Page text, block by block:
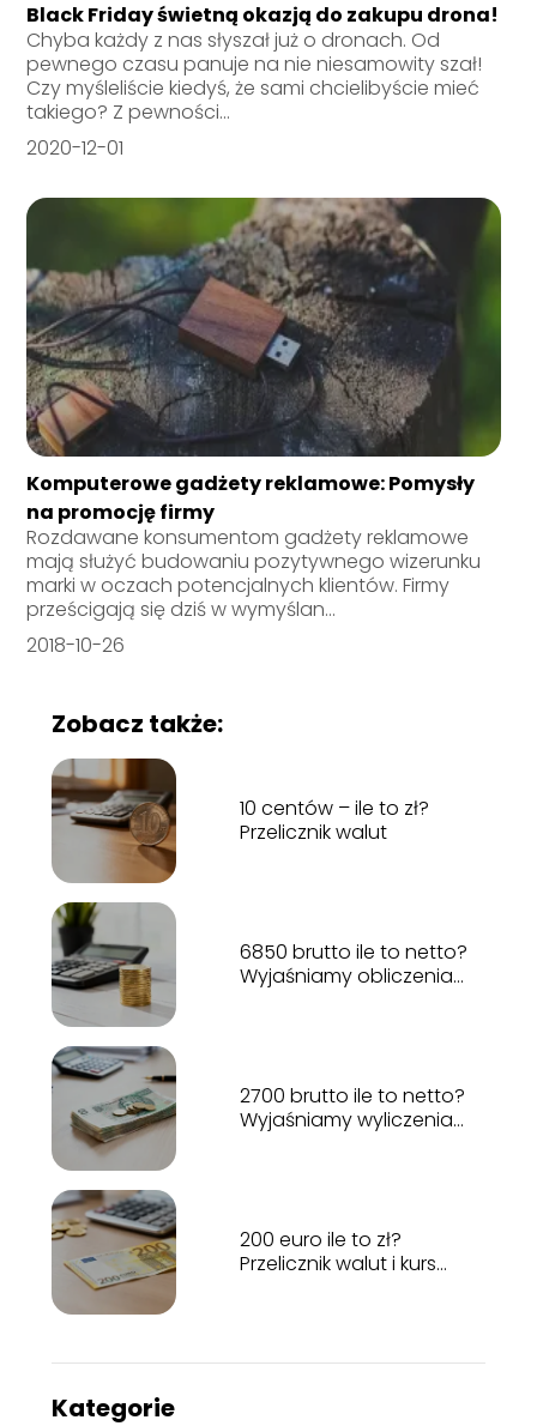
Black Friday świetną okazją do zakupu drona!
Chyba każdy z nas słyszał już o dronach. Od
pewnego czasu panuje na nie niesamowity szał!
Czy myśleliście kiedyś, że sami chcielibyście mieć
takiego? Z pewności...
2020-12-01
Komputerowe gadżety reklamowe: Pomysły
na promocję firmy
Rozdawane konsumentom gadżety reklamowe
mają służyć budowaniu pozytywnego wizerunku
marki w oczach potencjalnych klientów. Firmy
prześcigają się dziś w wymyślan...
2018-10-26
Zobacz także:
10 centów – ile to zł?
Przelicznik walut
6850 brutto ile to netto?
Wyjaśniamy obliczenia
2700 brutto ile to netto?
Wyjaśniamy wyliczenia
200 euro ile to zł?
Przelicznik walut i kurs
Kategorie